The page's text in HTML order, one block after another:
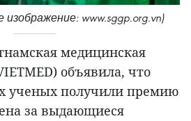
www.sggp.org.vn)
медицинская
объявила, что
ученых получили премию
за выдающиеся